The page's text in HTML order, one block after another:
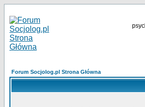
Forum Socjolog.pl Strona Główna